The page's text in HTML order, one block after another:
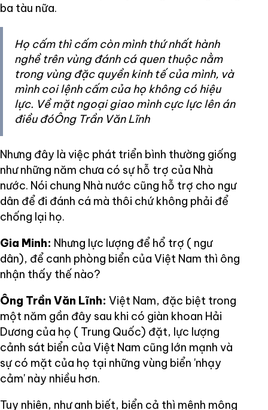
ba tàu nữa.
Họ cấm thì cấm còn mình thứ nhất hành
nghề trên vùng đánh cá quen thuộc nằm
trong vùng đặc quyền kinh tế của mình, và
mình coi lệnh cấm của họ không có hiệu
lực. Về mặt ngoại giao mình cực lực lên án
điều đóÔng Trần Văn Lĩnh
Nhưng đây là việc phát triển bình thường giống
như những năm chưa có sự hỗ trợ của Nhà
nước. Nói chung Nhà nước cũng hỗ trợ cho ngư
dân để đi đánh cá mà thôi chứ không phải để
chống lại họ.
Gia Minh: Nhưng lực lượng để hổ trợ ( ngư
dân), để canh phòng biển của Việt Nam thì ông
nhận thấy thế nào?
Ông Trần Văn Lĩnh: Việt Nam, đặc biệt trong
một năm gần đây sau khi có giàn khoan Hải
Dương của họ ( Trung Quốc) đặt, lực lượng
cảnh sát biển của Việt Nam cũng lớn mạnh và
sự có mặt của họ tại những vùng biển 'nhạy
cảm' này nhiều hơn.
Tuy nhiên, như anh biết, biển cả thì mênh mông